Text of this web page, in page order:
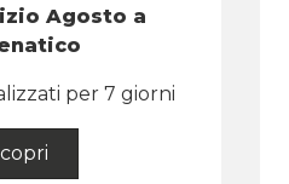
Agosto a
per 7 giorni